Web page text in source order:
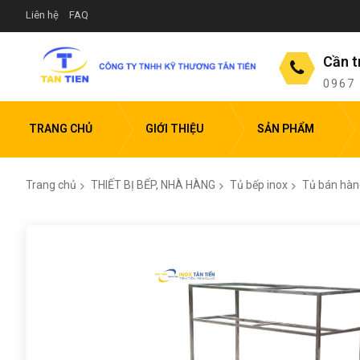
Liên hệ FAQ
Cần
0967
TRANG CHỦ GIỚI THIỆU SẢN PHẨM
Trang chủ THIẾT BỊ BẾP, NHÀ HÀNG Tủ bếp inox Tủ bán